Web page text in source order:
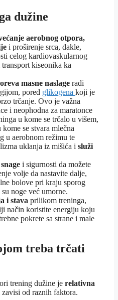
dužine
aerobnog otpora,
i proširenje srca, dakle,
celog kardiovaskularnog
kiseonika ka
masne naslage radi
pored glikogena koji je
trčanje. Ovo je važna
i neophodna za maratonce
u kome se trčalo u višem,
se stvara mlečna
u aerobnom režimu te
uklanja iz mišića i služi
i sigurnosti da možete
volje da nastavite dalje,
bolove pri kraju sporog
noge već umorne.
i stava prilikom treninga,
način koristite energiju koju
pokrete sa strane i male
treba trčati
trening dužine je relativna
od raznih faktora.